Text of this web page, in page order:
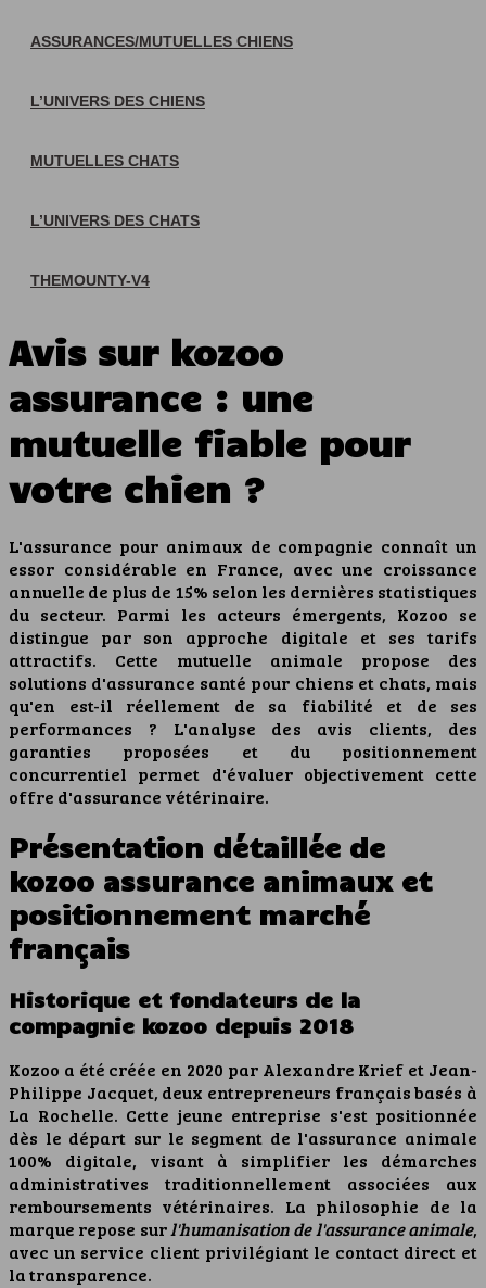
ASSURANCES/MUTUELLES CHIENS
L’UNIVERS DES CHIENS
MUTUELLES CHATS
L’UNIVERS DES CHATS
THEMOUNTY-V4
Avis sur kozoo
assurance : une
mutuelle fiable pour
votre chien ?
L'assurance pour animaux de compagnie connaît un
essor considérable en France, avec une croissance
annuelle de plus de 15% selon les dernières statistiques
du secteur. Parmi les acteurs émergents, Kozoo se
distingue par son approche digitale et ses tarifs
attractifs. Cette mutuelle animale propose des
solutions d'assurance santé pour chiens et chats, mais
qu'en est-il réellement de sa fiabilité et de ses
performances ? L'analyse des avis clients, des
garanties proposées et du positionnement
concurrentiel permet d'évaluer objectivement cette
offre d'assurance vétérinaire.
Présentation détaillée de
kozoo assurance animaux et
positionnement marché
français
Historique et fondateurs de la
compagnie kozoo depuis 2018
Kozoo a été créée en 2020 par Alexandre Krief et Jean-
Philippe Jacquet, deux entrepreneurs français basés à
La Rochelle. Cette jeune entreprise s'est positionnée
dès le départ sur le segment de l'assurance animale
100% digitale, visant à simplifier les démarches
administratives traditionnellement associées aux
remboursements vétérinaires. La philosophie de la
marque repose surl'humanisation de l'assurance animale,
avec un service client privilégiant le contact direct et
la transparence.